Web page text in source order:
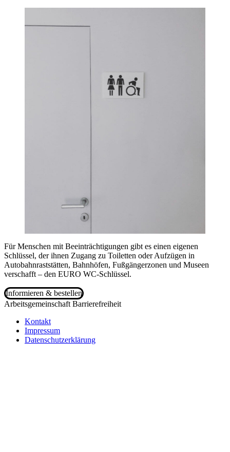
Für Menschen mit Beeinträchtigungen gibt es einen eigenen
Schlüssel, der ihnen Zugang zu Toiletten oder Aufzügen in
Autobahnraststätten, Bahnhöfen, Fußgängerzonen und Museen
verschafft – den EURO WC-Schlüssel.
Informieren & bestellen
Arbeitsgemeinschaft Barrierefreiheit
Kontakt
Impressum
Datenschutzerklärung